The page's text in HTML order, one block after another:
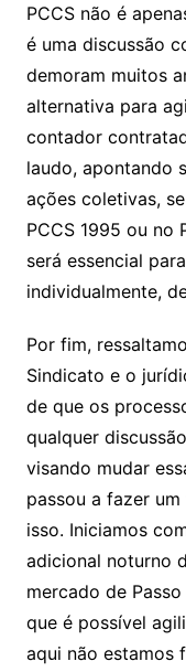
PCCS não é
é uma discussão
demoram muitos
alternativa para
contador
laudo, apontando
ações coletivas,
PCCS 1995 ou no
será essencial
individualmente,
Por fim,
Sindicato e o
de que os
qualquer
visando mudar
passou a fazer
isso. Iniciamos
adicional noturno
mercado de
que é possível
aqui não estamos